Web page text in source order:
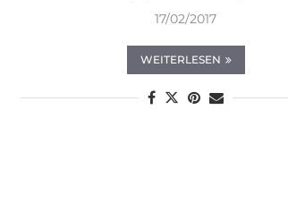
17/02/2017
WEITERLESEN